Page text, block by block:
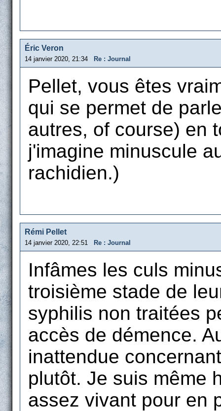
Éric Veron
14 janvier 2020, 21:34 Re : Journal
Pellet, vous êtes
qui se permet de
autres, of course) en
j'imagine minuscule
rachidien.)
Rémi Pellet
14 janvier 2020, 22:51 Re : Journal
Infâmes les culs
troisième stade de
syphilis non traitées
accès de démence.
inattendue
plutôt. Je suis même
assez vivant pour en